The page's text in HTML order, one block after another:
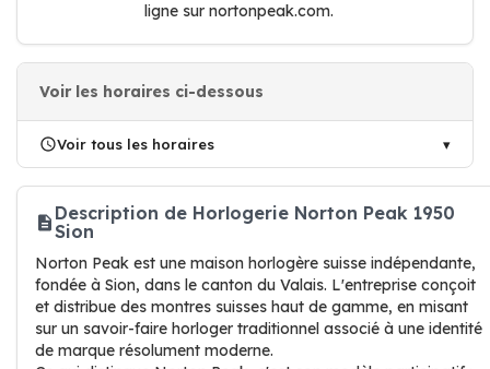
ligne sur nortonpeak.com.
Voir les horaires ci-dessous
Voir tous les horaires
Description de Horlogerie Norton Peak 1950
Sion
Norton Peak est une maison horlogère suisse indépendante,
fondée à Sion, dans le canton du Valais. L'entreprise conçoit
et distribue des montres suisses haut de gamme, en misant
sur un savoir-faire horloger traditionnel associé à une identité
de marque résolument moderne.